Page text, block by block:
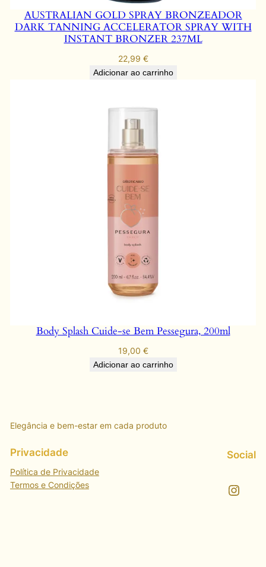
AUSTRALIAN GOLD SPRAY BRONZEADOR
DARK TANNING ACCELERATOR SPRAY WITH
INSTANT BRONZER 237ML
22,99 €
Adicionar ao carrinho
Body Splash Cuide-se Bem Pessegura, 200ml
19,00 €
Adicionar ao carrinho
Elegância e bem-estar em cada produto
Privacidade
Política de Privacidade
Termos e Condições
Social
Instagram